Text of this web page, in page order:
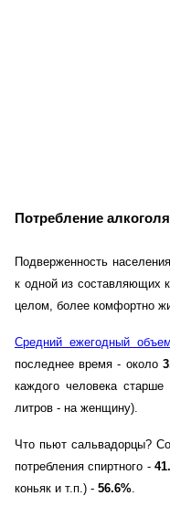
Потребление
Подверженность
к одной из составляющих
целом, более комфортно
Средний ежегодный
последнее время - около
каждого человека
литров - на женщину).
Что пьют сальвадорцы?
потребления спиртного -
коньяк и т.п.) - 56.6%.